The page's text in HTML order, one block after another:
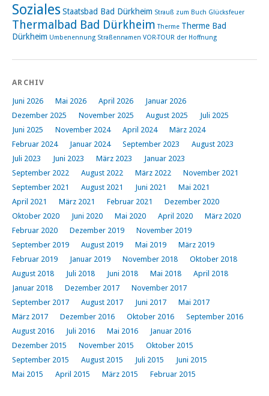
Soziales Staatsbad Bad Dürkheim Strauß zum Buch Glücksfeuer
Thermalbad Bad Dürkheim Therme Therme Bad
Dürkheim Umbenennung Straßennamen VOR-TOUR der Hoffnung
ARCHIV
Juni 2026 Mai 2026 April 2026
Januar 2026
Dezember 2025
November 2025 August 2025
Juli 2025
Juni 2025
November 2024 April 2024
März 2024
Februar 2024
Januar 2024 September 2023
August 2023
Juli 2023
Juni 2023 März 2023
Januar 2023
September 2022
August 2022 März 2022
November 2021
September 2021
August 2021 Juni 2021
Mai 2021
April 2021
März 2021 Februar 2021
Dezember 2020
Oktober 2020
Juni 2020 Mai 2020 April 2020
März 2020
Februar 2020
Dezember 2019
November 2019
September 2019
August 2019 Mai 2019
März 2019
Februar 2019
Januar 2019 November 2018
Oktober 2018
August 2018
Juli 2018 Juni 2018 Mai 2018
April 2018
Januar 2018
Dezember 2017
November 2017
September 2017
August 2017 Juni 2017
Mai 2017
März 2017
Dezember 2016 Oktober 2016
September 2016
August 2016
Juli 2016 Mai 2016
Januar 2016
Dezember 2015
November 2015
Oktober 2015
September 2015
August 2015 Juli 2015
Juni 2015
Mai 2015
April 2015 März 2015 Februar 2015